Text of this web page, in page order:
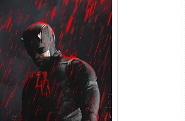
Demolidor: Renascido 2ª
Temporada (2026) WEB-DL
1080p Dual Áudio